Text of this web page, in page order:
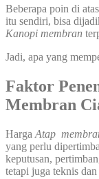
Beberapa poin di
itu sendiri, bisa
Kanopi membran
Jadi, apa yang
Faktor
Membran
Harga Atap
yang perlu
keputusan,
tetapi juga teknis